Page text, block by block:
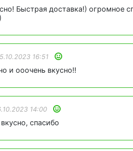
Быстрая доставка!) огромное
16:51
и ооочень вкусно!!
14:00
спасибо